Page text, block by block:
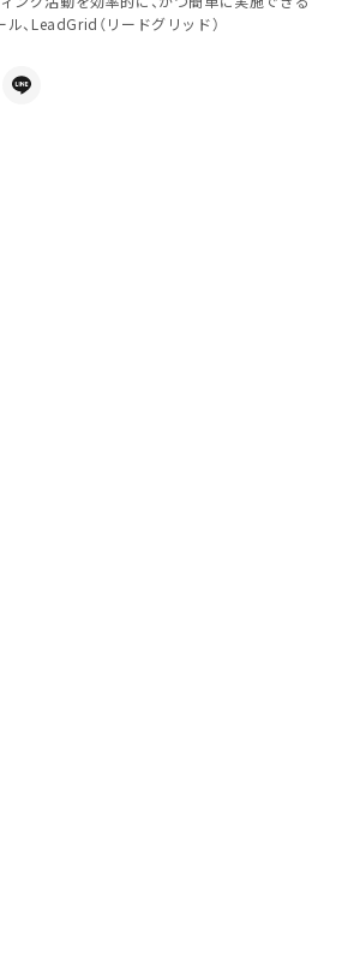
、LeadGrid（リードグリッド）